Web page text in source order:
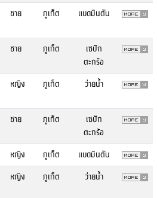
ชาย ภูเก็ต แบดมินตัน
ชาย ภูเก็ต
เซปัก
ตะกร้อ
หญิง ภูเก็ต ว่ายน้ำ
ชาย ภูเก็ต
เซปัก
ตะกร้อ
หญิง ภูเก็ต
แบดมินตัน
หญิง ภูเก็ต ว่ายน้ำ